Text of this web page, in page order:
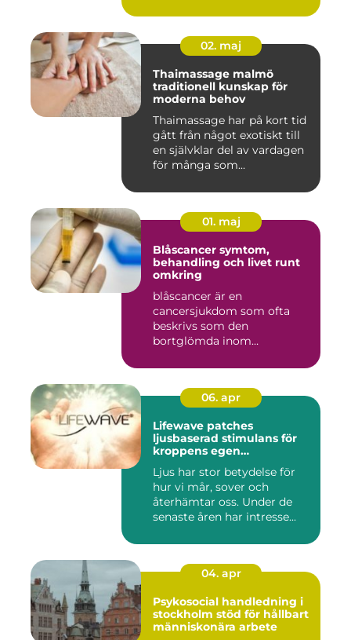
02. maj
Thaimassage malmö
traditionell kunskap för
moderna behov
Thaimassage har på kort tid
gått från något exotiskt till
en självklar del av vardagen
för många som...
01. maj
Blåscancer symtom,
behandling och livet runt
omkring
blåscancer är en
cancersjukdom som ofta
beskrivs som den
bortglömda inom
06. apr
Lifewave patches
ljusbaserad stimulans för
kroppens egen
Ljus har stor betydelse för
hur vi mår, sover och
återhämtar oss. Under de
senaste åren har intresse...
04. apr
Psykosocial handledning i
stockholm stöd för hållbart
människonära arbete